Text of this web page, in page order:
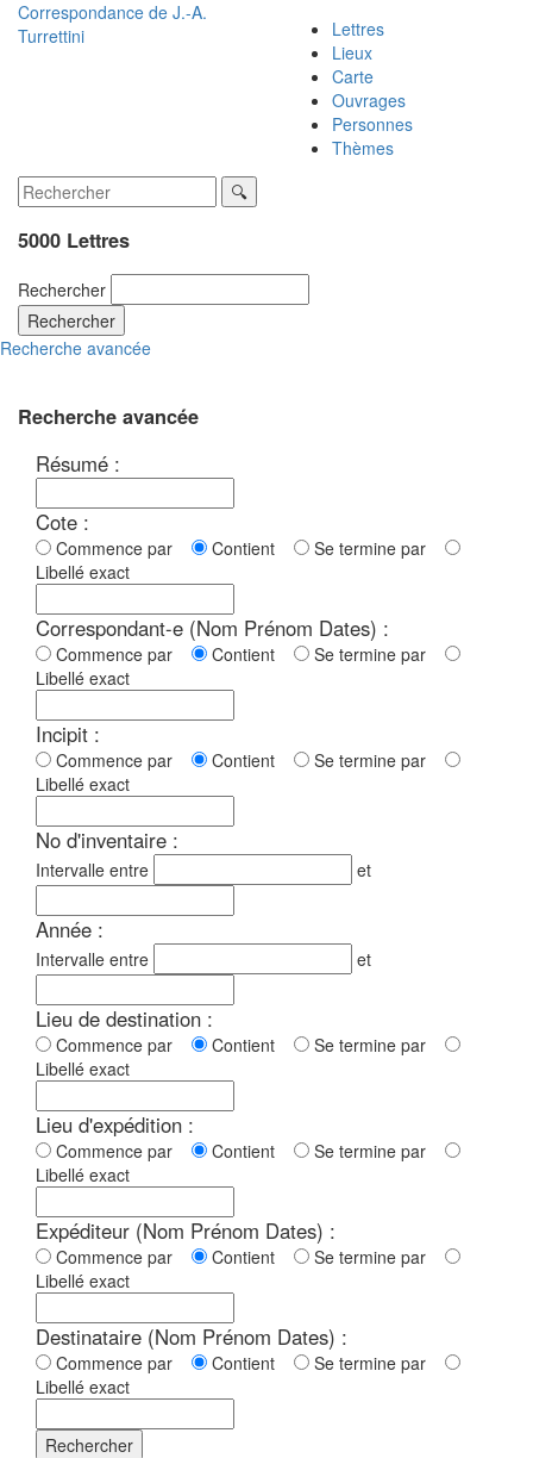
Correspondance de J.-A.
Turrettini
Lettres
Lieux
Carte
Ouvrages
Personnes
Thèmes
5000 Lettres
Rechercher
Rechercher
Recherche avancée
Recherche avancée
Résumé :
Cote :
Commence par Contient
Se termine par
Libellé exact
Correspondant-e (Nom Prénom Dates) :
Commence par Contient
Se termine par
Libellé exact
Incipit :
Commence par Contient
Se termine par
Libellé exact
No d'inventaire :
Intervalle entre et
Année :
Intervalle entre et
Lieu de destination :
Commence par Contient
Se termine par
Libellé exact
Lieu d'expédition :
Commence par Contient
Se termine par
Libellé exact
Expéditeur (Nom Prénom Dates) :
Commence par Contient
Se termine par
Libellé exact
Destinataire (Nom Prénom Dates) :
Commence par Contient
Se termine par
Libellé exact
Rechercher